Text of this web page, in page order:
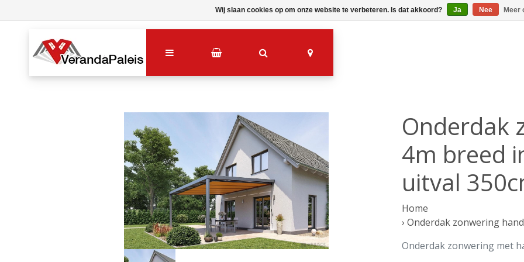
Onderdak
4m breed
uitval
Home
› Onderdak zonwering
Onderdak zonwering met
Wij slaan cookies op om onze website te verbeteren. Is dat akkoord? Ja Nee Meer